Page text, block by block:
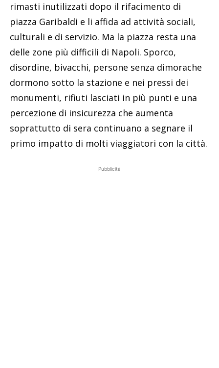
rimasti inutilizzati dopo il rifacimento di
piazza Garibaldi e li affida ad attività sociali,
culturali e di servizio. Ma la piazza resta una
delle zone più difficili di Napoli. Sporco,
disordine, bivacchi, persone senza dimorache
dormono sotto la stazione e nei pressi dei
monumenti, rifiuti lasciati in più punti e una
percezione di insicurezza che aumenta
soprattutto di sera continuano a segnare il
primo impatto di molti viaggiatori con la città.
Pubblicità